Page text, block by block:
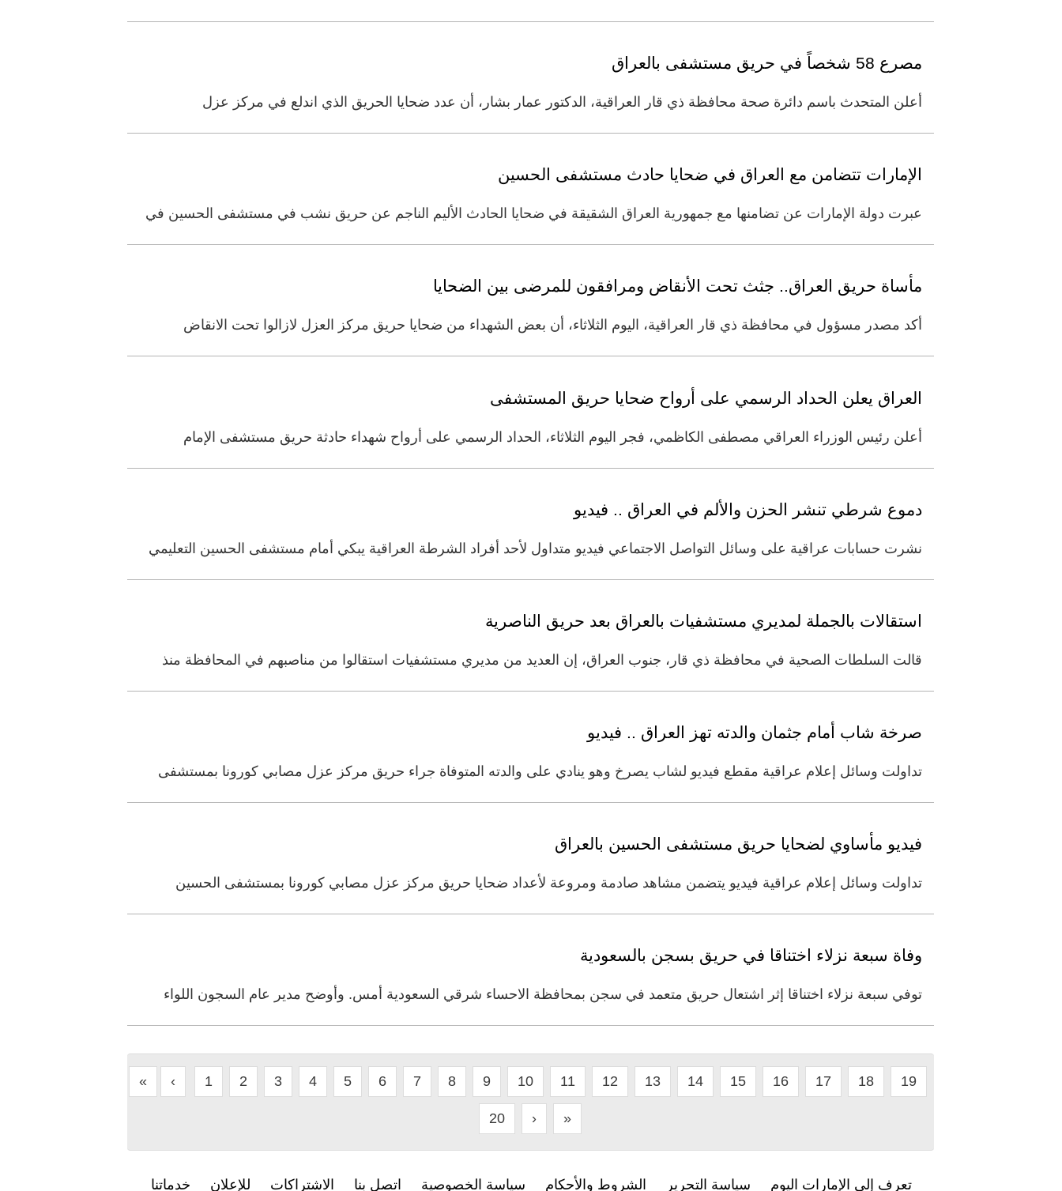
مصرع 58 شخصاً في حريق مستشفى بالعراق
أعلن المتحدث باسم دائرة صحة محافظة ذي قار العراقية، الدكتور عمار بشار، أن عدد ضحايا الحريق الذي اندلع في مركز عزل
الإمارات تتضامن مع العراق في ضحايا حادث مستشفى الحسين
عبرت دولة الإمارات عن تضامنها مع جمهورية العراق الشقيقة في ضحايا الحادث الأليم الناجم عن حريق نشب في مستشفى الحسين في
مأساة حريق العراق.. جثث تحت الأنقاض ومرافقون للمرضى بين الضحايا
أكد مصدر مسؤول في محافظة ذي قار العراقية، اليوم الثلاثاء، أن بعض الشهداء من ضحايا حريق مركز العزل لازالوا تحت الانقاض
العراق يعلن الحداد الرسمي على أرواح ضحايا حريق المستشفى
أعلن رئيس الوزراء العراقي مصطفى الكاظمي، فجر اليوم الثلاثاء، الحداد الرسمي على أرواح شهداء حادثة حريق مستشفى الإمام
دموع شرطي تنشر الحزن والألم في العراق .. فيديو
نشرت حسابات عراقية على وسائل التواصل الاجتماعي فيديو متداول لأحد أفراد الشرطة العراقية يبكي أمام مستشفى الحسين التعليمي
استقالات بالجملة لمديري مستشفيات بالعراق بعد حريق الناصرية
قالت السلطات الصحية في محافظة ذي قار، جنوب العراق، إن العديد من مديري مستشفيات استقالوا من مناصبهم في المحافظة منذ
صرخة شاب أمام جثمان والدته تهز العراق .. فيديو
تداولت وسائل إعلام عراقية مقطع فيديو لشاب يصرخ وهو ينادي على والدته المتوفاة جراء حريق مركز عزل مصابي كورونا بمستشفى
فيديو مأساوي لضحايا حريق مستشفى الحسين بالعراق
تداولت وسائل إعلام عراقية فيديو يتضمن مشاهد صادمة ومروعة لأعداد ضحايا حريق مركز عزل مصابي كورونا بمستشفى الحسين
وفاة سبعة نزلاء اختناقا في حريق بسجن بالسعودية
توفي سبعة نزلاء اختناقا إثر اشتعال حريق متعمد في سجن بمحافظة الاحساء شرقي السعودية أمس. وأوضح مدير عام السجون اللواء
« ‹ 1 2 3 4 5 6 7 8 9 10 11 12 13 14 15 16 17 18 19
20 › »
تعرف إلى الإمارات اليوم سياسة التحرير الشروط والأحكام سياسة الخصوصية اتصل بنا الاشتراكات للإعلان خدماتنا